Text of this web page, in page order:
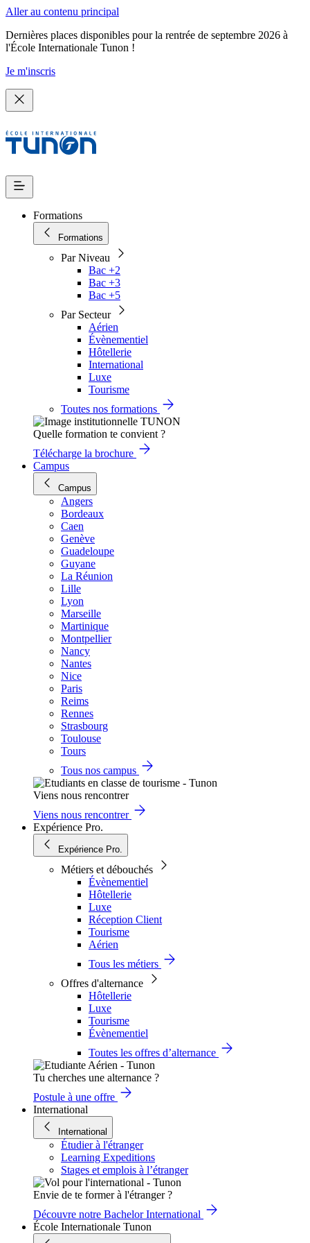
Aller au contenu principal
Dernières places disponibles pour la rentrée de septembre 2026 à
l'École Internationale Tunon !
Je m'inscris
Formations
Formations
Par Niveau
Bac +2
Bac +3
Bac +5
Par Secteur
Aérien
Évènementiel
Hôtellerie
International
Luxe
Tourisme
Toutes nos formations
Quelle formation te convient ?
Télécharge la brochure
Campus
Campus
Angers
Bordeaux
Caen
Genève
Guadeloupe
Guyane
La Réunion
Lille
Lyon
Marseille
Martinique
Montpellier
Nancy
Nantes
Nice
Paris
Reims
Rennes
Strasbourg
Toulouse
Tours
Tous nos campus
Viens nous rencontrer
Viens nous rencontrer
Expérience Pro.
Expérience Pro.
Métiers et débouchés
Évènementiel
Hôtellerie
Luxe
Réception Client
Tourisme
Aérien
Tous les métiers
Offres d'alternance
Hôtellerie
Luxe
Tourisme
Évènementiel
Toutes les offres d’alternance
Tu cherches une alternance ?
Postule à une offre
International
International
Étudier à l'étranger
Learning Expeditions
Stages et emplois à l’étranger
Envie de te former à l'étranger ?
Découvre notre Bachelor International
École Internationale Tunon